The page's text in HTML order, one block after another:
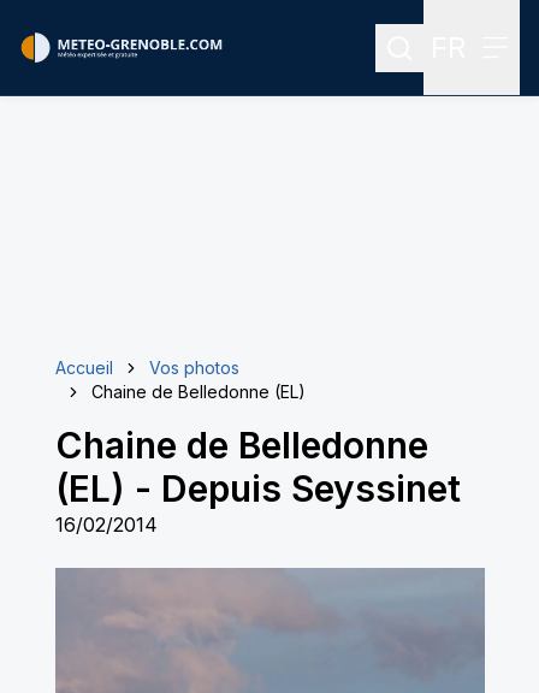
Rechercher
Accueil
Vos photos
Chaine de Belledonne (EL)
Chaine de Belledonne
(EL) - Depuis Seyssinet
16/02/2014